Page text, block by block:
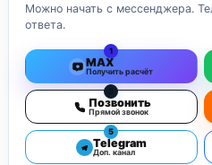
Можно начать с мессенджера.
ответа.
1
MAX
Получить расчёт
3
Позвонить
Прямой звонок
5
Telegram
Доп. канал